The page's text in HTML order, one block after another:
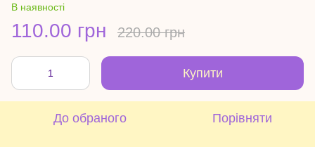
В наявності
110.00 грн 220.00 грн
Купити
До обраного Порівняти